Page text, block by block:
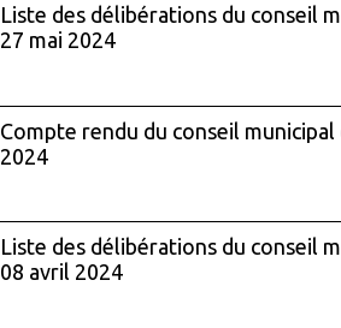
Liste des délibérations du conseil
27 mai 2024
Compte rendu du conseil municipal
2024
Liste des délibérations du conseil
08 avril 2024